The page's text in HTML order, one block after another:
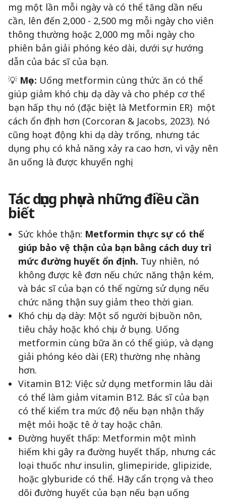
mg một lần mỗi ngày và có thể tăng dần nếu
cần, lên đến 2,000 - 2,500 mg mỗi ngày cho viên
thông thường hoặc 2,000 mg mỗi ngày cho
phiên bản giải phóng kéo dài, dưới sự hướng
dẫn của bác sĩ của bạn.
💡 Mẹo: Uống metformin cùng thức ăn có thể
giúp giảm khó chịu dạ dày và cho phép cơ thể
bạn hấp thụ nó (đặc biệt là Metformin ER) một
cách ổn định hơn (Corcoran & Jacobs, 2023). Nó
cũng hoạt động khi dạ dày trống, nhưng tác
dụng phụ có khả năng xảy ra cao hơn, vì vậy nên
ăn uống là được khuyến nghị.
Tác dụng phụ và những điều cần
biết
Sức khỏe thận: Metformin thực sự có thể
giúp bảo vệ thận của bạn bằng cách duy trì
mức đường huyết ổn định. Tuy nhiên, nó
không được kê đơn nếu chức năng thận kém,
và bác sĩ của bạn có thể ngừng sử dụng nếu
chức năng thận suy giảm theo thời gian.
Khó chịu dạ dày: Một số người bị buồn nôn,
tiêu chảy hoặc khó chịu ở bụng. Uống
metformin cùng bữa ăn có thể giúp, và dạng
giải phóng kéo dài (ER) thường nhẹ nhàng
hơn.
Vitamin B12: Việc sử dụng metformin lâu dài
có thể làm giảm vitamin B12. Bác sĩ của bạn
có thể kiểm tra mức độ nếu bạn nhận thấy
mệt mỏi hoặc tê ở tay hoặc chân.
Đường huyết thấp: Metformin một mình
hiếm khi gây ra đường huyết thấp, nhưng các
loại thuốc như insulin, glimepiride, glipizide,
hoặc glyburide có thể. Hãy cẩn trọng và theo
dõi đường huyết của bạn nếu bạn uống